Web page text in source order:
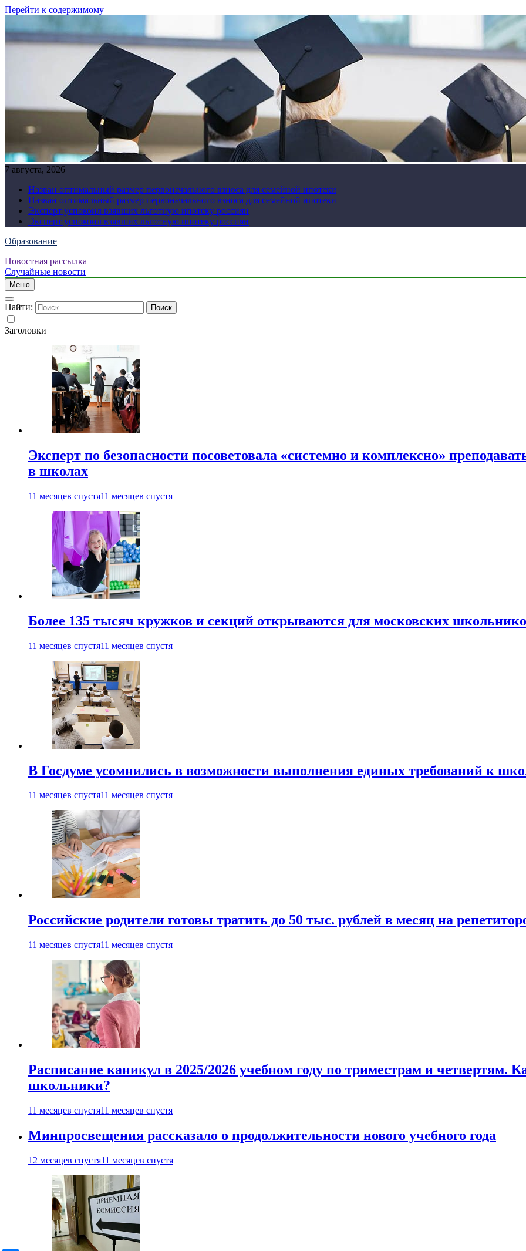
Перейти к содержимому
7 августа, 2026
Назван оптимальный размер первоначального взноса для семейной ипотеки
Назван оптимальный размер первоначального взноса для семейной ипотеки
Эксперт успокоил взявших льготную ипотеку россиян
Эксперт успокоил взявших льготную ипотеку россиян
Образование
Новостная рассылка
Случайные новости
Меню
Найти:
Заголовки
Эксперт по безопасности посоветовала «системно и комплексно»
в школах
11 месяцев спустя11 месяцев спустя
Более 135 тысяч кружков и секций открываются для московских
11 месяцев спустя11 месяцев спустя
В Госдуме усомнились в возможности выполнения единых требований к
11 месяцев спустя11 месяцев спустя
Российские родители готовы тратить до 50 тыс. рублей в месяц на
11 месяцев спустя11 месяцев спустя
Расписание каникул в 2025/2026 учебном году по триместрам и четвертям.
школьники?
11 месяцев спустя11 месяцев спустя
Минпросвещения рассказало о продолжительности нового учебного года
12 месяцев спустя11 месяцев спустя